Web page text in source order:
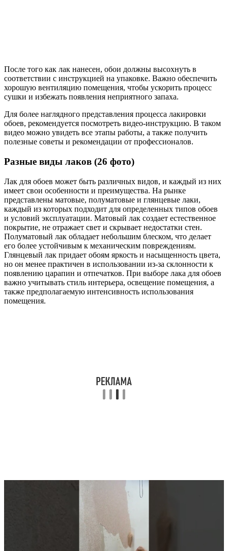
После того как лак нанесен, обои должны высохнуть в
соответствии с инструкцией на упаковке. Важно обеспечить
хорошую вентиляцию помещения, чтобы ускорить процесс
сушки и избежать появления неприятного запаха.
Для более наглядного представления процесса лакировки
обоев, рекомендуется посмотреть видео-инструкцию. В таком
видео можно увидеть все этапы работы, а также получить
полезные советы и рекомендации от профессионалов.
Разные виды лаков (26 фото)
Лак для обоев может быть различных видов, и каждый из них
имеет свои особенности и преимущества. На рынке
представлены матовые, полуматовые и глянцевые лаки,
каждый из которых подходит для определенных типов обоев
и условий эксплуатации. Матовый лак создает естественное
покрытие, не отражает свет и скрывает недостатки стен.
Полуматовый лак обладает небольшим блеском, что делает
его более устойчивым к механическим повреждениям.
Глянцевый лак придает обоям яркость и насыщенность цвета,
но он менее практичен в использовании из-за склонности к
появлению царапин и отпечатков. При выборе лака для обоев
важно учитывать стиль интерьера, освещение помещения, а
также предполагаемую интенсивность использования
помещения.